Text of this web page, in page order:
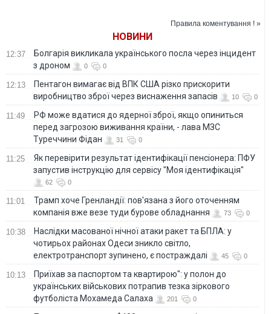
Правила коментування ! »
НОВИНИ
12:37
Болгарія викликала українського посла через інцидент
з дроном
0 0
12:13
Пентагон вимагає від ВПК США різко прискорити
виробництво зброї через виснаження запасів
10 0
11:49
РФ може вдатися до ядерної зброї, якщо опиниться
перед загрозою виживання країни, - лава МЗС
Туреччини Фідан
31 0
11:25
Як перевірити результат ідентифікації пенсіонера: ПФУ
запустив інструкцію для сервісу "Моя ідентифікація"
62 0
11:01
Трамп хоче Гренландії: пов'язана з його оточенням
компанія вже везе туди бурове обладнання
73 0
10:38
Наслідки масованої нічної атаки ракет та БПЛА: у
чотирьох районах Одеси зникло світло,
електротранспорт зупинено, є постраждалі
45 0
10:13
Приїхав за паспортом та квартирою": у полон до
українських військових потрапив тезка зіркового
футболіста Мохамеда Салаха
201 0